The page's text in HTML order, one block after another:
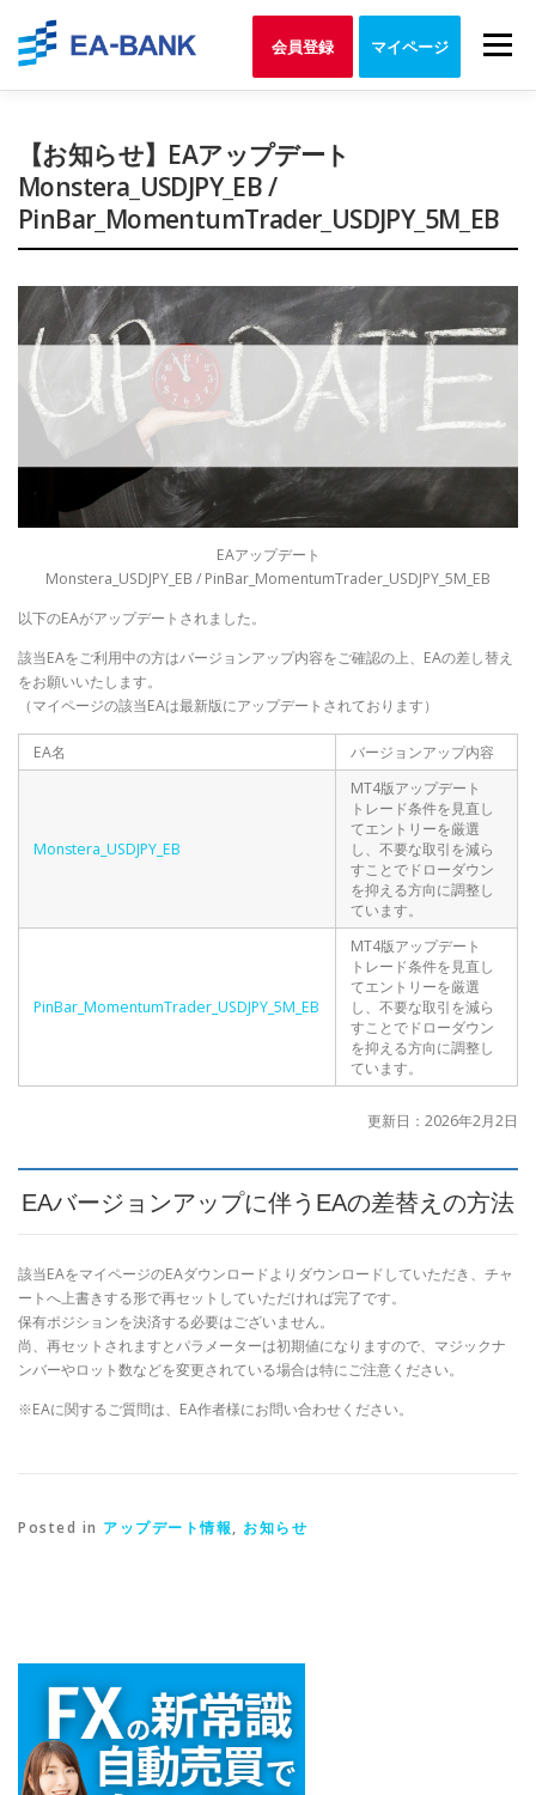
content
Menu
会員登録 マイページ
【お知らせ】EAアップデート
Monstera_USDJPY_EB /
PinBar_MomentumTrader_USDJPY_5M_EB
EAアップデート
Monstera_USDJPY_EB / PinBar_MomentumTrader_USDJPY_5M_EB
以下のEAがアップデートされました。
該当EAをご利用中の方はバージョンアップ内容をご確認の上、EAの差し替え
をお願いいたします。
（マイページの該当EAは最新版にアップデートされております）
EA名 バージョンアップ内容
Monstera_USDJPY_EB
MT4版アップデート
トレード条件を見直し
てエントリーを厳選
し、不要な取引を減ら
すことでドローダウン
を抑える方向に調整し
ています。
PinBar_MomentumTrader_USDJPY_5M_EB
MT4版アップデート
トレード条件を見直し
てエントリーを厳選
し、不要な取引を減ら
すことでドローダウン
を抑える方向に調整し
ています。
更新日：2026年2月2日
EAバージョンアップに伴うEAの差替えの方法
該当EAをマイページのEAダウンロードよりダウンロードしていただき、チャ
ートへ上書きする形で再セットしていただければ完了です。
保有ポジションを決済する必要はございません。
尚、再セットされますとパラメーターは初期値になりますので、マジックナ
ンバーやロット数などを変更されている場合は特にご注意ください。
※EAに関するご質問は、EA作者様にお問い合わせください。
Posted in アップデート情報, お知らせ